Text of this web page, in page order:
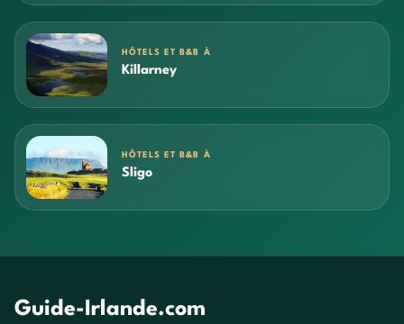
HÔTELS ET B&B À
Killarney
HÔTELS ET B&B À
Sligo
Guide-Irlande.com